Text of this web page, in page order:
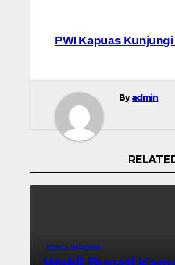
Navigasi
PWI Kapuas
Byadmin
BERITA NASIONAL